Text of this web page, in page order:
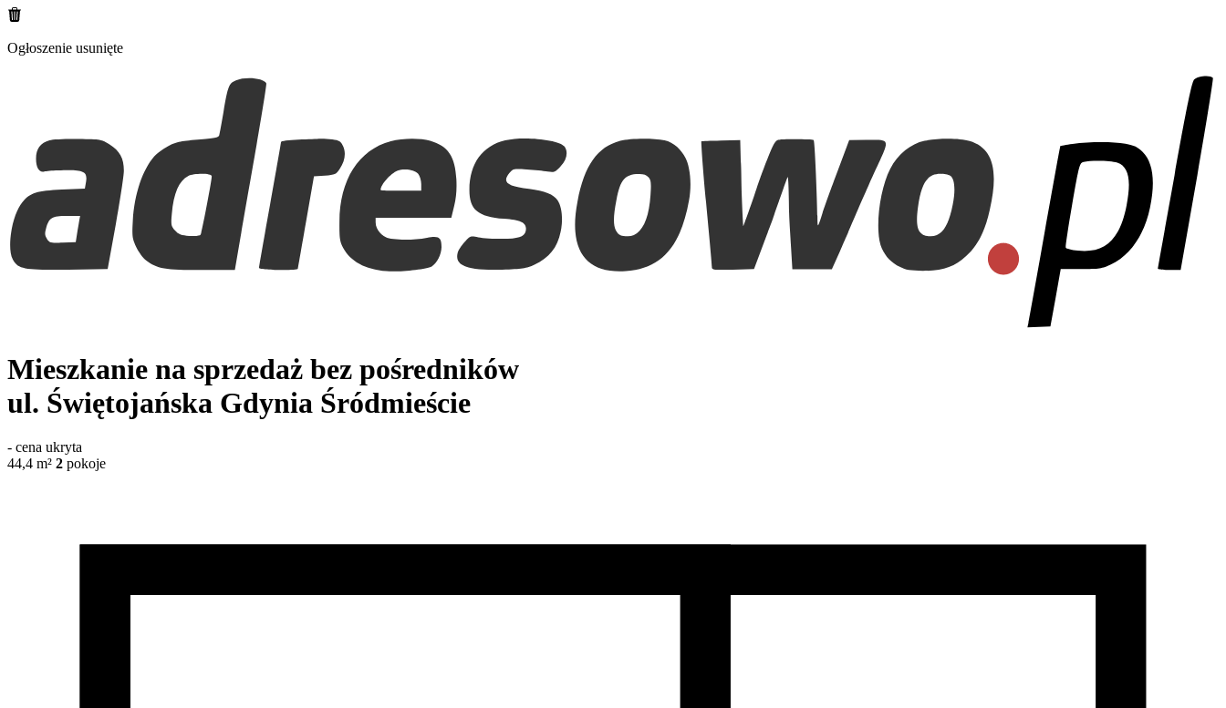
Ogłoszenie usunięte
Mieszkanie na sprzedaż bez pośredników
ul. Świętojańska Gdynia Śródmieście
- cena ukryta
44,4 m² 2 pokoje